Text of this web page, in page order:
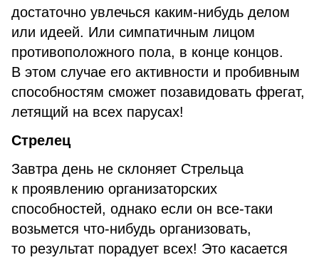
достаточно увлечься каким-нибудь делом
или идеей. Или симпатичным лицом
противоположного пола, в конце концов.
В этом случае его активности и пробивным
способностям сможет позавидовать фрегат,
летящий на всех парусах!
Стрелец
Завтра день не склоняет Стрельца
к проявлению организаторских
способностей, однако если он все-таки
возьмется что-нибудь организовать,
то результат порадует всех! Это касается